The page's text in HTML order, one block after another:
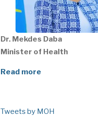
Dr. Mekdes Daba
Minister of Health
Read more
Tweets by MOH